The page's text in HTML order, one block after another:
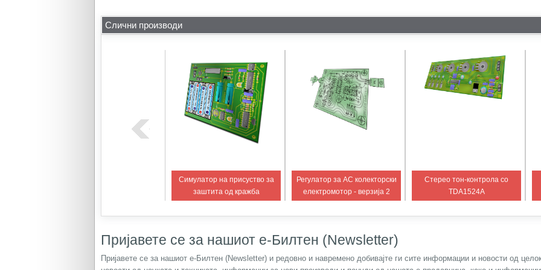
Слични производи
Симулатор на присуство за
заштита од кражба
Регулатор за AC колекторски
електромотор - верзија 2
Стерео тон-контрола со
TDA1524A
Пријавете се за нашиот е-Билтен (Newsletter)
Пријавете се за нашиот е-Билтен (Newsletter) и редовно и навремено добивајте ги сите информации и новости од